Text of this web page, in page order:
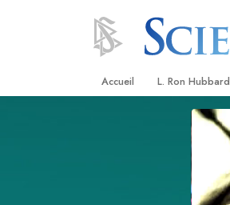
Accueil L. Ron Hubbard